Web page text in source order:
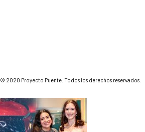
© 2020 Proyecto Puente. Todos los derechos reservados.